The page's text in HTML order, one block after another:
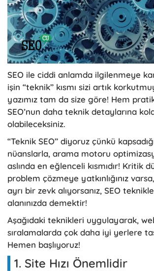
SEO ile ciddi anlamda ilgilenmeye
işin “teknik” kısmı sizi artık
yazımız tam da size göre! Hem
SEO’nun daha teknik detaylarına
olabileceksiniz.
“Teknik SEO” diyoruz çünkü
nüanslarla, arama motoru
aslında en eğlenceli kısmıdır! Kritik
problem çözmeye yatkınlığınız
ayrı bir zevk alıyorsanız, SEO
alanınızda demektir!
Aşağıdaki teknikleri uygulayarak,
sıralamalarda çok daha iyi yerlere
Hemen başlıyoruz!
1. Site Hızı Önemlidir